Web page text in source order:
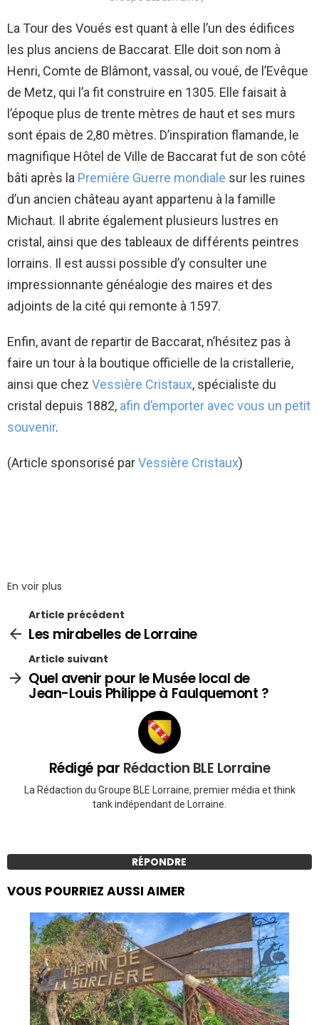
La Tour des Voués est quant à elle l’un des édifices
les plus anciens de Baccarat. Elle doit son nom à
Henri, Comte de Blâmont, vassal, ou voué, de l’Evêque
de Metz, qui l’a fit construire en 1305. Elle faisait à
l’époque plus de trente mètres de haut et ses murs
sont épais de 2,80 mètres. D’inspiration flamande, le
magnifique Hôtel de Ville de Baccarat fut de son côté
bâti après la Première Guerre mondiale sur les ruines
d’un ancien château ayant appartenu à la famille
Michaut. Il abrite également plusieurs lustres en
cristal, ainsi que des tableaux de différents peintres
lorrains. Il est aussi possible d’y consulter une
impressionnante généalogie des maires et des
adjoints de la cité qui remonte à 1597.
Enfin, avant de repartir de Baccarat, n’hésitez pas à
faire un tour à la boutique officielle de la cristallerie,
ainsi que chez Vessière Cristaux, spécialiste du
cristal depuis 1882, afin d’emporter avec vous un petit
souvenir.
(Article sponsorisé parVessière Cristaux)
En voir plus
Article précédent
Les mirabelles de Lorraine
Article suivant
Quel avenir pour le Musée local de
Jean-Louis Philippe à Faulquemont ?
Rédigé par Rédaction BLE Lorraine
La Rédaction du Groupe BLE Lorraine, premier média et think
tank indépendant de Lorraine.
RÉPONDRE
VOUS POURRIEZ AUSSI AIMER